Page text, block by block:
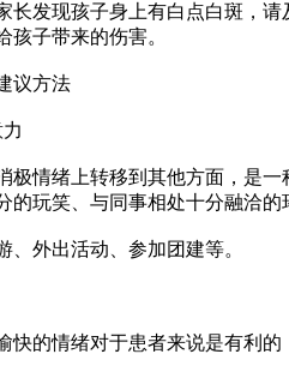
发现孩子身上有白点白斑，请
孩子带来的伤害。
方法
情绪上转移到其他方面，是一
的玩笑、与同事相处十分融洽的
外出活动、参加团建等。
的情绪对于患者来说是有利的